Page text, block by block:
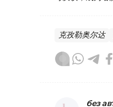
克孜勒奥尔达
без